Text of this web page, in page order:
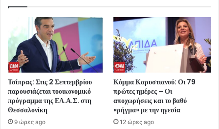
Τσίπρας: Στις 2 Σεπτεμβρίου
παρουσιάζεται τοοικονομικό
πρόγραμμα της ΕΛ.Α.Σ. στη
Θεσσαλονίκη
9 ώρες ago
Κόμμα Καρυστιανού: Οι 79
πρώτες ημέρες – Οι
αποχωρήσεις και το βαθύ
«ρήγμα» με την ηγεσία
12 ώρες ago